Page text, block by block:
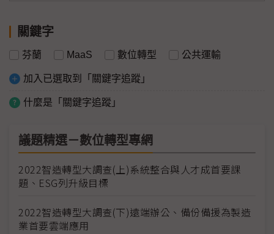
關鍵字
芬蘭 MaaS 數位轉型 公共運輸
加入已選取到「關鍵字追蹤」
什麼是「關鍵字追蹤」
議題精選－數位轉型專網
2022智造轉型大調查(上)系統整合與人才成首要課
題、ESG列升級目標
2022智造轉型大調查(下)遠端辦公、備份備援為製造
業首要雲端應用